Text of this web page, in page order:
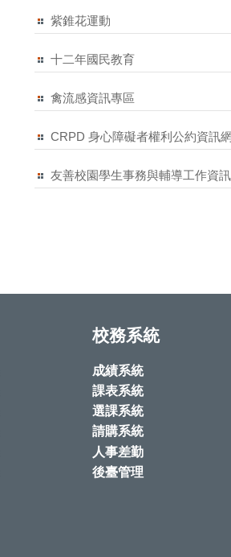
紫錐花運動
十二年國民教育
禽流感資訊專區
CRPD 身心障礙者權利公約資訊網
友善校園學生事務與輔導工作資
校務系統
成績系統
課表系統
選課系統
請購系統
人事差勤
後臺管理